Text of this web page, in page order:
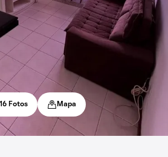
16 Fotos Mapa